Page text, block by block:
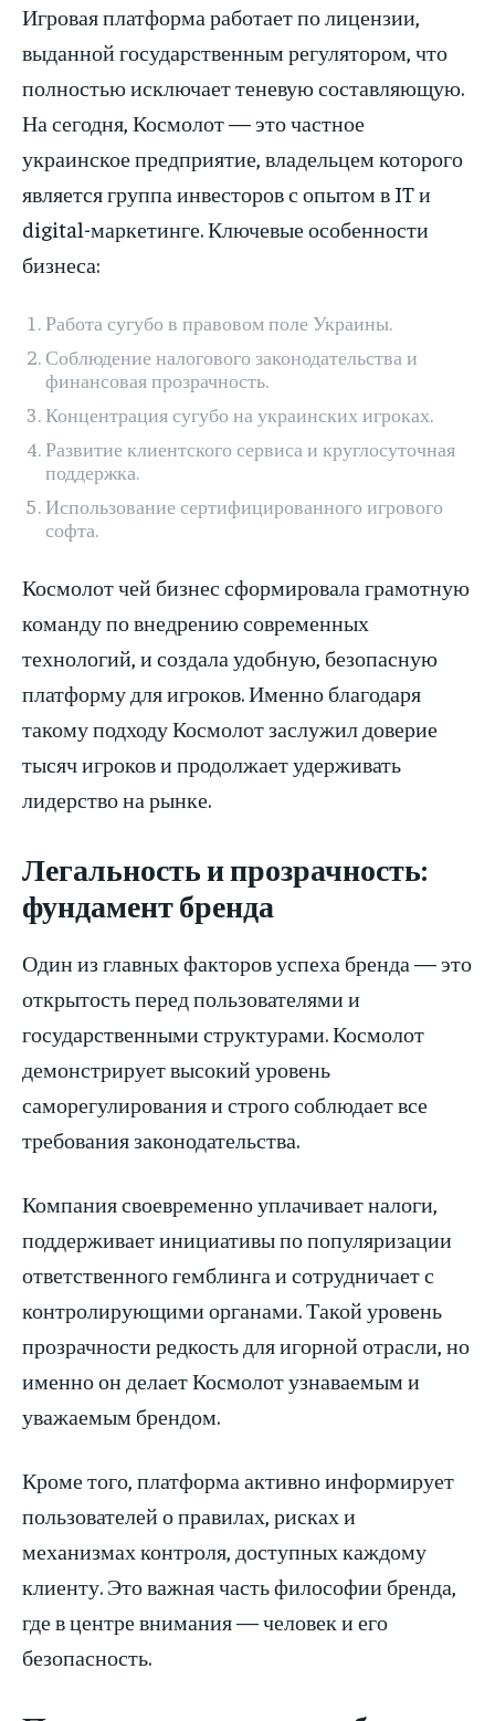
Игровая платформа работает по лицензии,
выданной государственным регулятором, что
полностью исключает теневую составляющую.
На сегодня, Космолот — это частное
украинское предприятие, владельцем которого
является группа инвесторов с опытом в IT и
digital-маркетинге. Ключевые особенности
бизнеса:
Работа сугубо в правовом поле Украины.
Соблюдение налогового законодательства и
финансовая прозрачность.
Концентрация сугубо на украинских игроках.
Развитие клиентского сервиса и круглосуточная
поддержка.
Использование сертифицированного игрового
софта.
Космолот чей бизнес сформировала грамотную
команду по внедрению современных
технологий, и создала удобную, безопасную
платформу для игроков. Именно благодаря
такому подходу Космолот заслужил доверие
тысяч игроков и продолжает удерживать
лидерство на рынке.
Легальность и прозрачность:
фундамент бренда
Один из главных факторов успеха бренда — это
открытость перед пользователями и
государственными структурами. Космолот
демонстрирует высокий уровень
саморегулирования и строго соблюдает все
требования законодательства.
Компания своевременно уплачивает налоги,
поддерживает инициативы по популяризации
ответственного гемблинга и сотрудничает с
контролирующими органами. Такой уровень
прозрачности редкость для игорной отрасли, но
именно он делает Космолот узнаваемым и
уважаемым брендом.
Кроме того, платформа активно информирует
пользователей о правилах, рисках и
механизмах контроля, доступных каждому
клиенту. Это важная часть философии бренда,
где в центре внимания — человек и его
безопасность.